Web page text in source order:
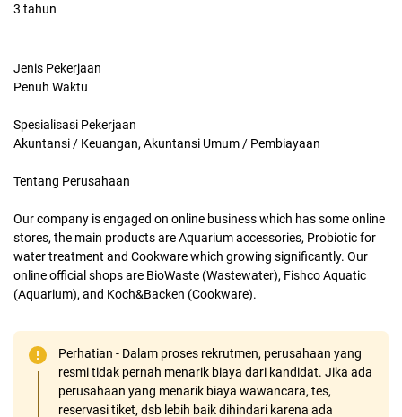
3 tahun
Jenis Pekerjaan
Penuh Waktu
Spesialisasi Pekerjaan
Akuntansi / Keuangan, Akuntansi Umum / Pembiayaan
Tentang Perusahaan
Our company is engaged on online business which has some online
stores, the main products are Aquarium accessories, Probiotic for
water treatment and Cookware which growing significantly. Our
online official shops are BioWaste (Wastewater), Fishco Aquatic
(Aquarium), and Koch&Backen (Cookware).
Perhatian - Dalam proses rekrutmen, perusahaan yang
resmi tidak pernah menarik biaya dari kandidat. Jika ada
perusahaan yang menarik biaya wawancara, tes,
reservasi tiket, dsb lebih baik dihindari karena ada